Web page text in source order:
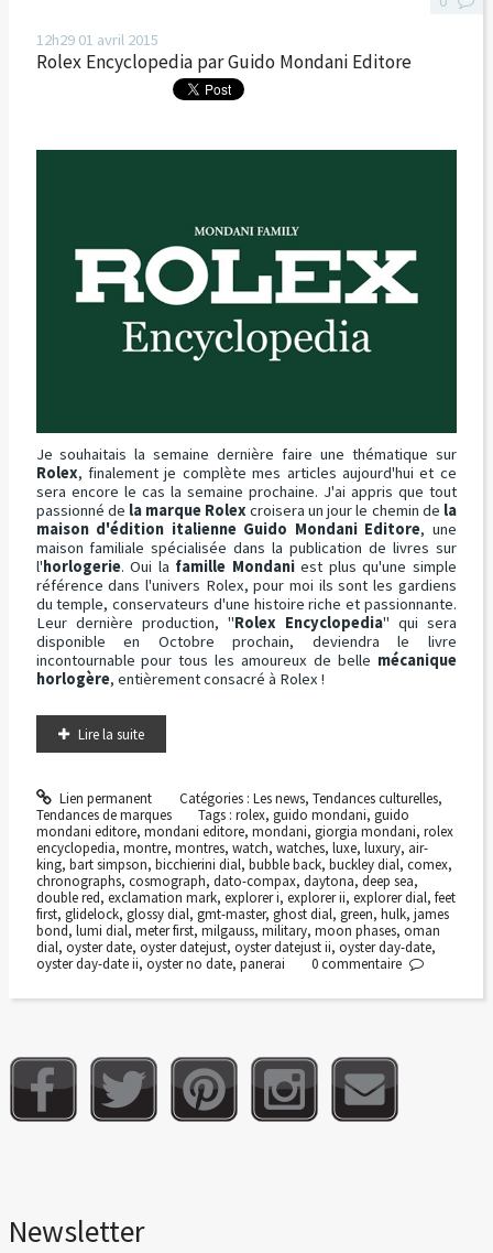
12h29 01 avril 2015
Rolex Encyclopedia par Guido Mondani Editore
Je souhaitais la semaine dernière faire une thématique sur
Rolex, finalement je complète mes articles aujourd'hui et ce
sera encore le cas la semaine prochaine. J'ai appris que tout
passionné de la marque Rolex croisera un jour le chemin de la
maison d'édition italienne Guido Mondani Editore, une
maison familiale spécialisée dans la publication de livres sur
l'horlogerie. Oui la famille Mondaniest plus qu'une simple
référence dans l'univers Rolex, pour moi ils sont les gardiens
du temple, conservateurs d'une histoire riche et passionnante.
Leur dernière production, "Rolex Encyclopedia" qui sera
disponible en Octobre prochain, deviendra le livre
incontournable pour tous les amoureux de belle mécanique
horlogère, entièrement consacré à Rolex !
Lire la suite
Lien permanent Catégories : Les news, Tendances culturelles,
Tendances de marques
Tags :rolex,guido mondani,guido
mondani editore, mondani editore, mondani, giorgia mondani, rolex
encyclopedia, montre, montres, watch, watches, luxe, luxury, air-
king, bart simpson, bicchierini dial, bubble back, buckley dial, comex,
chronographs, cosmograph, dato-compax, daytona, deep sea,
double red, exclamation mark, explorer i, explorer ii, explorer dial, feet
first, glidelock, glossy dial, gmt-master, ghost dial, green, hulk, james
bond, lumi dial, meter first, milgauss, military, moon phases, oman
dial, oyster date, oyster datejust, oyster datejust ii, oyster day-date,
oyster day-date ii, oyster no date, panerai 0commentaire
Newsletter